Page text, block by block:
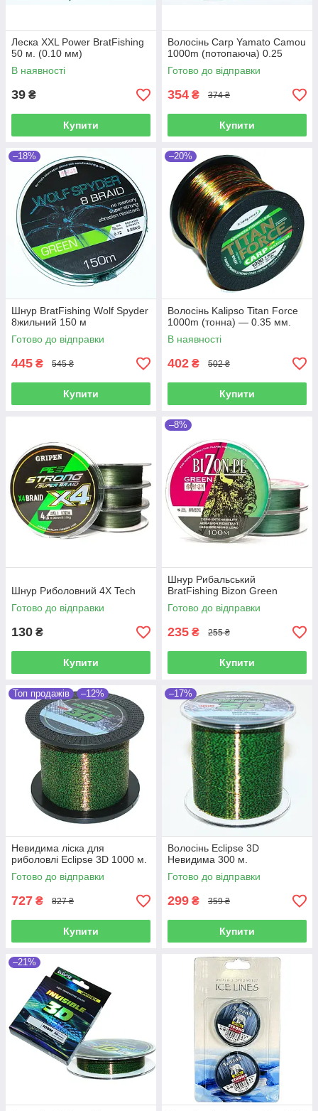
Леска XXL Power BratFishing
50 м. (0.10 мм)
В наявності
39 ₴
Купити
Волосінь Carp Yamato Camou
1000m (потопаюча) 0.25
Готово до відправки
354 ₴ 374 ₴
Купити
–18%
Шнур BratFishing Wolf Spyder
8жильний 150 м
Готово до відправки
445 ₴ 545 ₴
Купити
–20%
Волосінь Kalipso Titan Force
1000m (тонна) — 0.35 мм.
В наявності
402 ₴ 502 ₴
Купити
Шнур Риболовний 4X Tech
Готово до відправки
130 ₴
Купити
–8%
Шнур Рибальський
BratFishing Bizon Green
Готово до відправки
235 ₴ 255 ₴
Купити
Топ продажів –12%
Невидима ліска для
риболовлі Eclipse 3D 1000 м.
Готово до відправки
727 ₴ 827 ₴
Купити
–17%
Волосінь Eclipse 3D
Невидима 300 м.
Готово до відправки
299 ₴ 359 ₴
Купити
–21%